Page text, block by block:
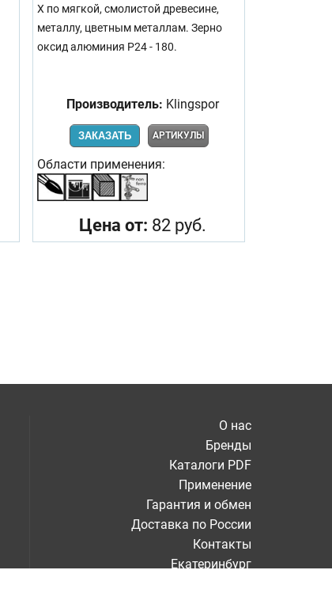
X по мягкой, смолистой древесине,
металлу, цветным металлам. Зерно
оксид алюминия Р24 - 180.
Производитель: Klingspor
ЗАКАЗАТЬ АРТИКУЛЫ
Области применения:
Цена от: 82 руб.
О нас
Бренды
Каталоги PDF
Применение
Гарантия и обмен
Доставка по России
Контакты
Екатеринбург